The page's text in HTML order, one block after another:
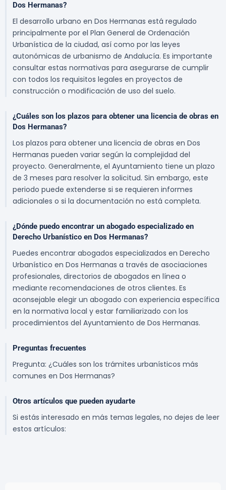
Dos Hermanas?
El desarrollo urbano en Dos Hermanas está regulado
principalmente por el Plan General de Ordenación
Urbanística de la ciudad, así como por las leyes
autonómicas de urbanismo de Andalucía. Es importante
consultar estas normativas para asegurarse de cumplir
con todos los requisitos legales en proyectos de
construcción o modificación de uso del suelo.
¿Cuáles son los plazos para obtener una licencia de obras en
Dos Hermanas?
Los plazos para obtener una licencia de obras en Dos
Hermanas pueden variar según la complejidad del
proyecto. Generalmente, el Ayuntamiento tiene un plazo
de 3 meses para resolver la solicitud. Sin embargo, este
periodo puede extenderse si se requieren informes
adicionales o si la documentación no está completa.
¿Dónde puedo encontrar un abogado especializado en
Derecho Urbanístico en Dos Hermanas?
Puedes encontrar abogados especializados en Derecho
Urbanístico en Dos Hermanas a través de asociaciones
profesionales, directorios de abogados en línea o
mediante recomendaciones de otros clientes. Es
aconsejable elegir un abogado con experiencia específica
en la normativa local y estar familiarizado con los
procedimientos del Ayuntamiento de Dos Hermanas.
Preguntas frecuentes
Pregunta: ¿Cuáles son los trámites urbanísticos más
comunes en Dos Hermanas?
Otros artículos que pueden ayudarte
Si estás interesado en más temas legales, no dejes de leer
estos artículos: